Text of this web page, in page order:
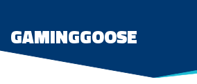
GAMINGGOOSE